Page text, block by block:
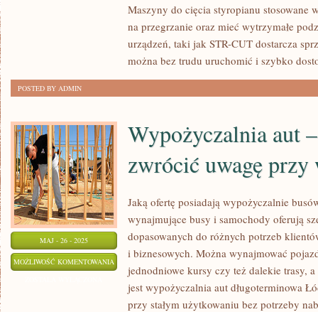
Maszyny do cięcia styropianu stosowane
na przegrzanie oraz mieć wytrzymałe
urządzeń, taki jak STR-CUT dostarcza
można bez trudu uruchomić i szybko
POSTED BY ADMIN
MAJ - 26 - 2025
MOŻLIWOŚĆ KOMENTOWANIA
Wypożyczalnia aut
zwrócić uwagę przy
Jaką ofertę posiadają wypożyczalnie
wynajmujące busy i samochody oferują
dopasowanych do różnych potrzeb
i biznesowych. Można wynajmować
jednodniowe kursy czy też dalekie trasy,
jest wypożyczalnia aut długoterminowa
przy stałym użytkowaniu bez potrzeby